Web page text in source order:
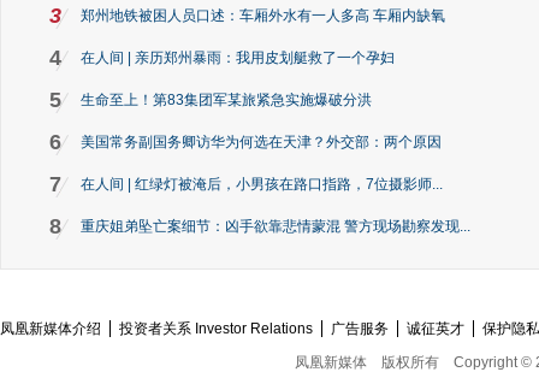
3 郑州地铁被困人员口述：车厢外水有一人多高 车厢内缺氧
4 在人间 | 亲历郑州暴雨：我用皮划艇救了一个孕妇
5 生命至上！第83集团军某旅紧急实施爆破分洪
6 美国常务副国务卿访华为何选在天津？外交部：两个原因
7 在人间 | 红绿灯被淹后，小男孩在路口指路，7位摄影师...
8 重庆姐弟坠亡案细节：凶手欲靠悲情蒙混 警方现场勘察发现...
凤凰新媒体介绍 投资者关系 Investor Relations 广告服务 诚征英才
保护隐
凤凰新媒体
版权所有 Copyright ©